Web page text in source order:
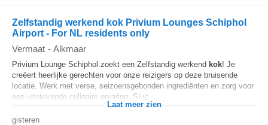
Zelfstandig werkend kok Privium Lounges Schiphol
Airport - For NL residents only
Vermaat - Alkmaar
Privium Lounge Schiphol zoekt een Zelfstandig werkend kok! Je
creëert heerlijke gerechten voor onze reizigers op deze bruisende
locatie. Werk met verse, seizoensgebonden ingrediënten en zorg voor
een uitstekende culinaire ervaring. Sluit...
Laat meer zien
gisteren